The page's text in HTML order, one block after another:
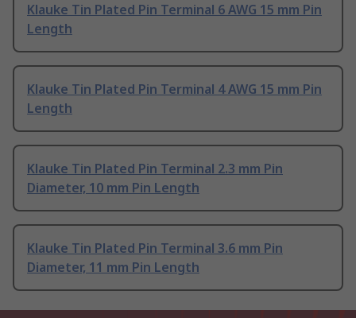
Klauke Tin Plated Pin Terminal 6 AWG 15 mm Pin
Length
Klauke Tin Plated Pin Terminal 4 AWG 15 mm Pin
Length
Klauke Tin Plated Pin Terminal 2.3 mm Pin
Diameter, 10 mm Pin Length
Klauke Tin Plated Pin Terminal 3.6 mm Pin
Diameter, 11 mm Pin Length